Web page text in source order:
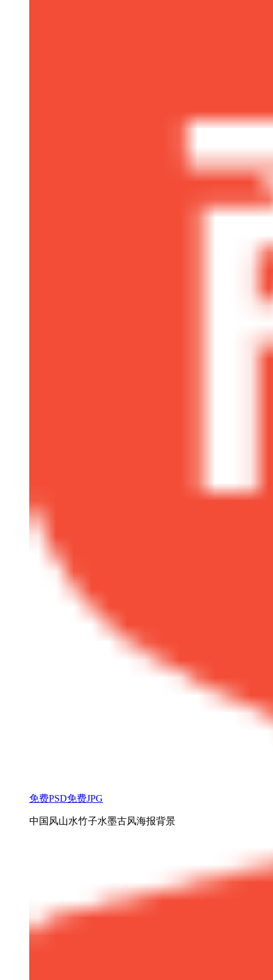
免费PSD免费JPG
中国风山水竹子水墨古风海报背景